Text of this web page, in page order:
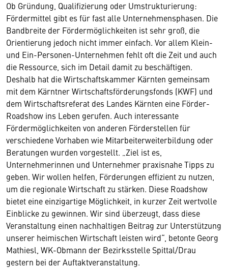
Ob Gründung, Qualifizierung oder Umstrukturierung:
Fördermittel gibt es für fast alle Unternehmensphasen. Die
Bandbreite der Fördermöglichkeiten ist sehr groß, die
Orientierung jedoch nicht immer einfach. Vor allem Klein-
und Ein-Personen-Unternehmen fehlt oft die Zeit und auch
die Ressource, sich im Detail damit zu beschäftigen.
Deshalb hat die Wirtschaftskammer Kärnten gemeinsam
mit dem Kärntner Wirtschaftsförderungsfonds (KWF) und
dem Wirtschaftsreferat des Landes Kärnten eine Förder-
Roadshow ins Leben gerufen. Auch interessante
Fördermöglichkeiten von anderen Förderstellen für
verschiedene Vorhaben wie Mitarbeiterweiterbildung oder
Beratungen wurden vorgestellt. „Ziel ist es,
Unternehmerinnen und Unternehmer praxisnahe Tipps zu
geben. Wir wollen helfen, Förderungen effizient zu nutzen,
um die regionale Wirtschaft zu stärken. Diese Roadshow
bietet eine einzigartige Möglichkeit, in kurzer Zeit wertvolle
Einblicke zu gewinnen. Wir sind überzeugt, dass diese
Veranstaltung einen nachhaltigen Beitrag zur Unterstützung
unserer heimischen Wirtschaft leisten wird“, betonte Georg
Mathiesl, WK-Obmann der Bezirksstelle Spittal/Drau
gestern bei der Auftaktveranstaltung.